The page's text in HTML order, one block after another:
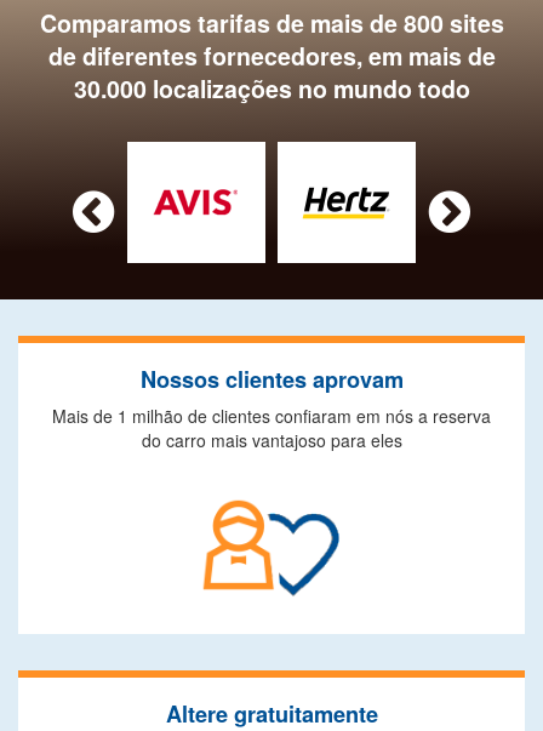
Comparamos tarifas de mais de 800 sites
de diferentes fornecedores, em mais de
30.000 localizações no mundo todo
 
Nossos clientes aprovam
Mais de 1 milhão de clientes confiaram em nós a reserva
do carro mais vantajoso para eles
Altere gratuitamente